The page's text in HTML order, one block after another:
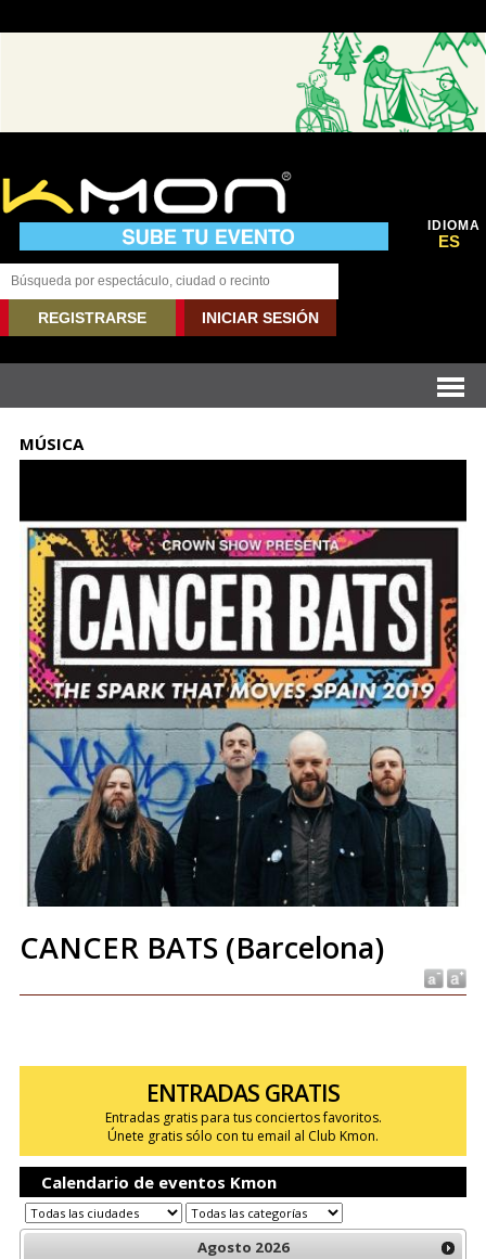
IDIOMA
ES
REGISTRARSE INICIAR SESIÓN
MÚSICA
CANCER BATS (Barcelona)
ENTRADAS GRATIS
Entradas gratis para tus conciertos favoritos.
Únete gratis sólo con tu email al Club Kmon.
Calendario de eventos Kmon
Agosto 2026